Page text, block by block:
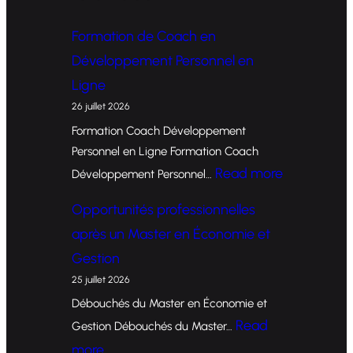
Formation de Coach en
Développement Personnel en
Ligne
26 juillet 2026
Formation Coach Développement
Personnel en Ligne Formation Coach
Développement Personnel… Read more:
Opportunités professionnelles
après un Master en Économie et
Gestion
25 juillet 2026
Débouchés du Master en Économie et
Gestion Débouchés du Master… Read
: